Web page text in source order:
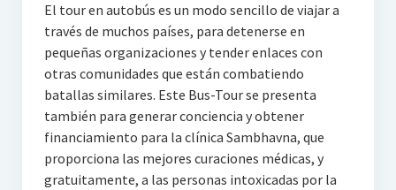
El tour en autobús es un modo sencillo de viajar a
través de muchos países, para detenerse en
pequeñas organizaciones y tender enlaces con
otras comunidades que están combatiendo
batallas similares. Este Bus-Tour se presenta
también para generar conciencia y obtener
financiamiento para la clínica Sambhavna, que
proporciona las mejores curaciones médicas, y
gratuitamente, a las personas intoxicadas por la